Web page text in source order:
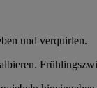
und verquirlen.